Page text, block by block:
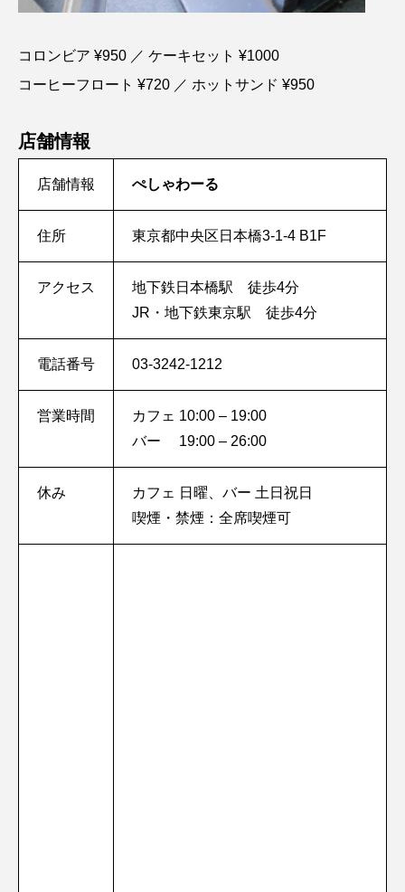
コロンビア ¥950 ／ ケーキセット ¥1000
コーヒーフロート ¥720 ／ ホットサンド ¥950
店舗情報
店舗情報 ぺしゃわーる
住所 東京都中央区日本橋3-1-4 B1F
アクセス
地下鉄日本橋駅 徒歩4分
JR・地下鉄東京駅 徒歩4分
電話番号 03-3242-1212
営業時間
カフェ 10:00 – 19:00
バー 19:00 – 26:00
休み
カフェ 日曜、バー 土日祝日
喫煙・禁煙：全席喫煙可